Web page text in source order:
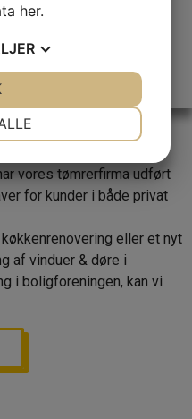
tæt dialog
vores tømrerfirma udført
for kunder i både privat
eller et nyt
af vinduer & døre i
i boligforeningen, kan vi
her.
STATISTIK